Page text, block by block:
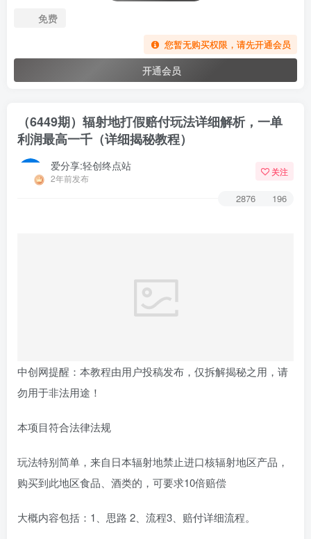
免费
您暂无购买权限，请先开通会员
开通会员
（6449期）辐射地打假赔付玩法详细解析，一单
利润最高一千（详细揭秘教程）
爱分享:轻创终点站
2年前发布
关注
2876 196
中创网提醒：本教程由用户投稿发布，仅拆解揭秘之用，请
勿用于非法用途！
本项目符合法律法规
玩法特别简单，来自日本辐射地禁止进口核辐射地区产品，
购买到此地区食品、酒类的，可要求10倍赔偿
大概内容包括：1、思路 2、流程3、赔付详细流程。